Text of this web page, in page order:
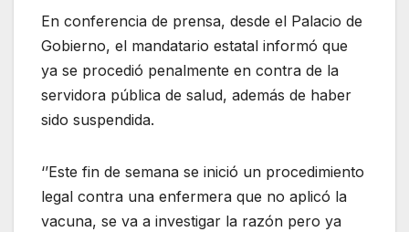
En conferencia de prensa, desde el Palacio de
Gobierno, el mandatario estatal informó que
ya se procedió penalmente en contra de la
servidora pública de salud, además de haber
sido suspendida.
‘’Este fin de semana se inició un procedimiento
legal contra una enfermera que no aplicó la
vacuna, se va a investigar la razón pero ya